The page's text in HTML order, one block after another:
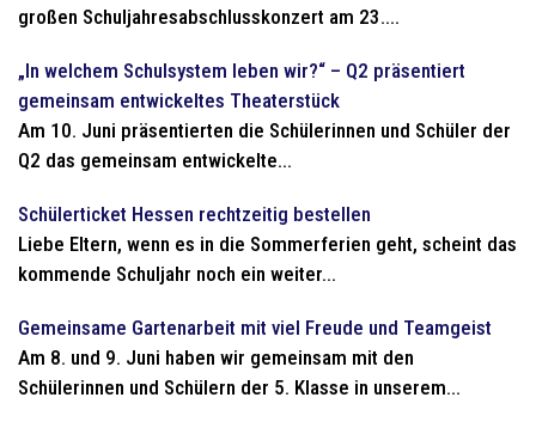
großen Schuljahresabschlusskonzert am 23....
„In welchem Schulsystem leben wir?“ – Q2 präsentiert
gemeinsam entwickeltes Theaterstück
Am 10. Juni präsentierten die Schülerinnen und Schüler der
Q2 das gemeinsam entwickelte...
Schülerticket Hessen rechtzeitig bestellen
Liebe Eltern, wenn es in die Sommerferien geht, scheint das
kommende Schuljahr noch ein weiter...
Gemeinsame Gartenarbeit mit viel Freude und Teamgeist
Am 8. und 9. Juni haben wir gemeinsam mit den
Schülerinnen und Schülern der 5. Klasse in unserem...